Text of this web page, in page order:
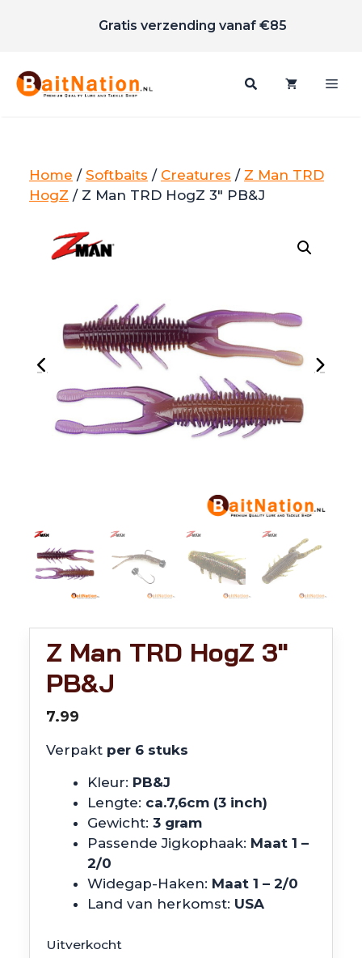
inhoud
Gratis verzending vanaf €85
Home / Softbaits / Creatures / Z Man TRD
HogZ / Z Man TRD HogZ 3" PB&J
Z Man TRD HogZ 3"
PB&J
7.99
Verpakt per 6 stuks
Kleur: PB&J
Lengte: ca.7,6cm (3 inch)
Gewicht: 3 gram
Passende Jigkophaak: Maat 1 –
2/0
Widegap-Haken: Maat 1 – 2/0
Land van herkomst: USA
Uitverkocht